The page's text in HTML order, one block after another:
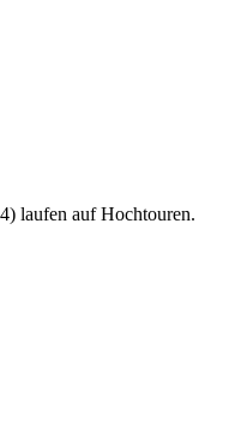
laufen auf Hochtouren.